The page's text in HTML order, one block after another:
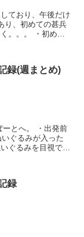
ており、午後だけ
り、初めての甚兵
。。。 ・初め
録(週まとめ)
ーとへ。 ・出発前
ぐるみが入った
ぐるみを目視で引
録